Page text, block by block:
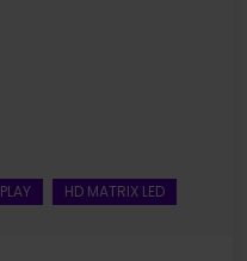
HD MATRIX LED